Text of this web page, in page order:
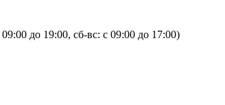
09:00 до 19:00, сб-вс: с 09:00 до 17:00)